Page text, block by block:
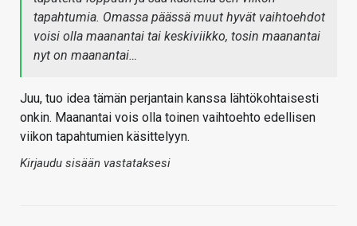
tapahtumia. Omassa päässä muut hyvät vaihtoehdot
voisi olla maanantai tai keskiviikko, tosin maanantai
nyt on maanantai…
Juu, tuo idea tämän perjantain kanssa lähtökohtaisesti
onkin. Maanantai vois olla toinen vaihtoehto edellisen
viikon tapahtumien käsittelyyn.
Kirjaudu sisään vastataksesi